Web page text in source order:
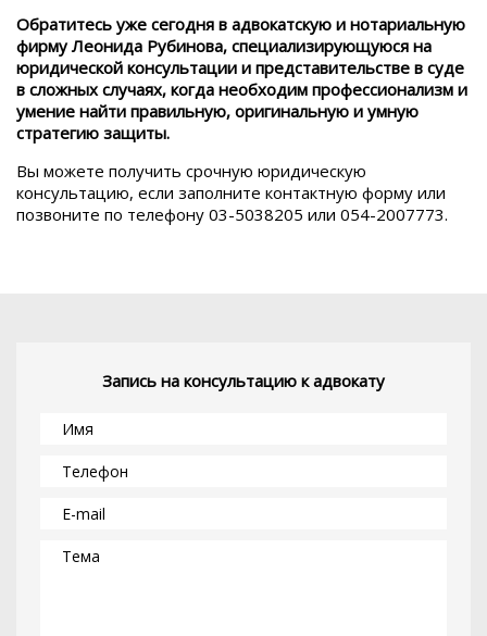
Обратитесь уже сегодня в адвокатскую и нотариальную
фирму Леонида Рубинова, специализирующуюся на
юридической консультации и представительстве в суде
в сложных случаях, когда необходим профессионализм и
умение найти правильную, оригинальную и умную
стратегию защиты.
Вы можете получить срочную юридическую
консультацию, если заполните контактную форму или
позвоните по телефону 03-5038205 или 054-2007773.
Запись на консультацию к адвокату